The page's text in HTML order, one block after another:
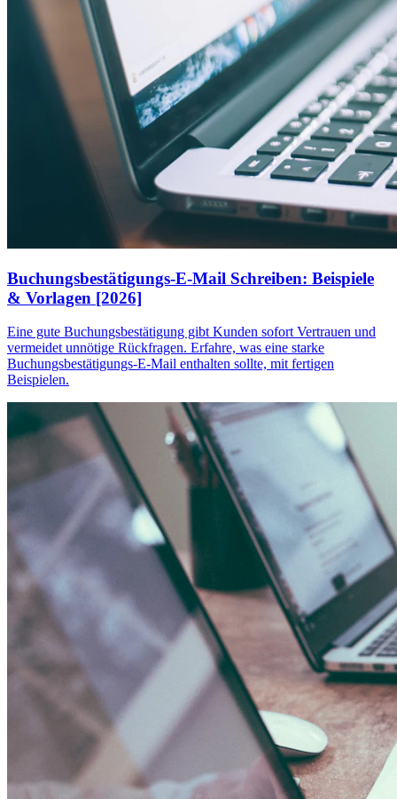
Buchungsbestätigungs-E-Mail Schreiben: Beispiele
& Vorlagen [2026]
Eine gute Buchungsbestätigung gibt Kunden sofort Vertrauen und
vermeidet unnötige Rückfragen. Erfahre, was eine starke
Buchungsbestätigungs-E-Mail enthalten sollte, mit fertigen
Beispielen.